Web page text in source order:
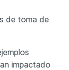
de toma de
impactado